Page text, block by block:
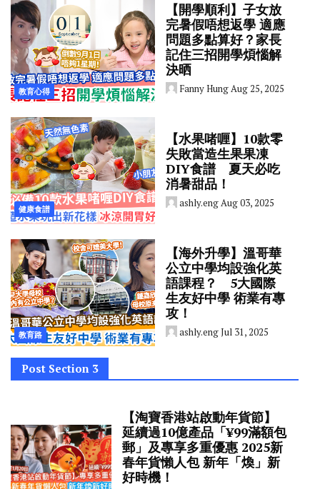
教育心得
【開學順利】子女放
完暑假唔想返學 適應
問題多點算好？家長
記住三招開學煩惱解
決晒
Fanny HungAug 25, 2025
健康食譜
【水果啫喱】10款零
失敗當造生果果凍
DIY食譜 夏天必吃
消暑甜品！
ashly.engAug 03, 2025
教育路
【海外升學】溫哥華
公立中學均設強化英
語課程？ 5大國際
生友好中學 術業有專
攻！
ashly.engJul 31, 2025
Post Section 3
【淘寶香港站啟動年貨節】
延續過10億產品「¥99滿額包
郵」及專享多重優惠 2025新
春年貨懶人包 新年「煥」新
好時機！